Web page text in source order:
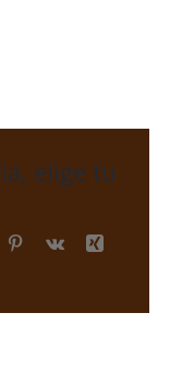
elige tu
Pinterest
Vk
Xing